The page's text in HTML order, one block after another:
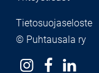
Tietosuojaseloste
© Puhtausala ry